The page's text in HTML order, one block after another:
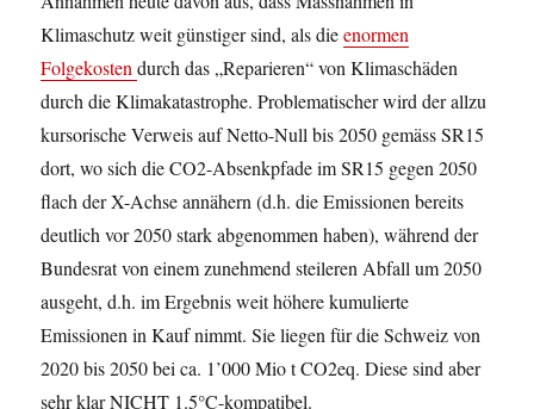
Klimaschutz weit günstiger sind, als dieenormen
Folgekostendurch das „Reparieren“ von Klimaschäden
durch die Klimakatastrophe. Problematischer wird der allzu
kursorische Verweis auf Netto-Null bis 2050 gemäss SR15
dort, wo sich die CO2-Absenkpfade im SR15 gegen 2050
flach der X-Achse annähern (d.h. die Emissionen bereits
deutlich vor 2050 stark abgenommen haben), während der
Bundesrat von einem zunehmend steileren Abfall um 2050
ausgeht, d.h. im Ergebnis weit höhere kumulierte
Emissionen in Kauf nimmt. Sie liegen für die Schweiz von
2020 bis 2050 bei ca. 1’000 Mio t CO2eq. Diese sind aber
sehr klar NICHT 1.5°C-kompatibel.